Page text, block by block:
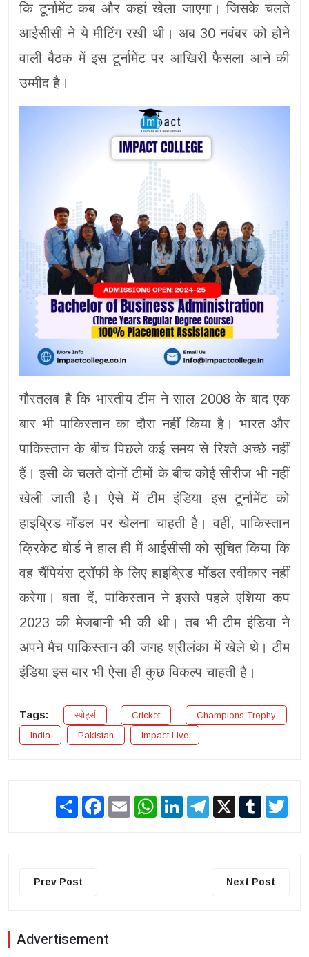
कि टूर्नामेंट कब और कहां खेला जाएगा। जिसके चलते
आईसीसी ने ये मीटिंग रखी थी। अब 30 नवंबर को होने
वाली बैठक में इस टूर्नामेंट पर आखिरी फैसला आने की
उम्मीद है।
गौरतलब है कि भारतीय टीम ने साल 2008 के बाद एक
बार भी पाकिस्तान का दौरा नहीं किया है। भारत और
पाकिस्तान के बीच पिछले कई समय से रिश्ते अच्छे नहीं
हैं। इसी के चलते दोनों टीमों के बीच कोई सीरीज भी नहीं
खेली जाती है। ऐसे में टीम इंडिया इस टूर्नामेंट को
हाइब्रिड मॉडल पर खेलना चाहती है। वहीं, पाकिस्तान
क्रिकेट बोर्ड ने हाल ही में आईसीसी को सूचित किया कि
वह चैंपियंस ट्रॉफी के लिए हाइब्रिड मॉडल स्वीकार नहीं
करेगा। बता दें, पाकिस्तान ने इससे पहले एशिया कप
2023 की मेजबानी भी की थी। तब भी टीम इंडिया ने
अपने मैच पाकिस्तान की जगह श्रीलंका में खेले थे। टीम
इंडिया इस बार भी ऐसा ही कुछ विकल्प चाहती है।
Tags: स्पोर्ट्स Cricket
Champions Trophy
India
Pakistan Impact Live
Share Facebook
Email WhatsAppLinkedInTelegram
X Tumblr
Prev Post Next Post
Advertisement